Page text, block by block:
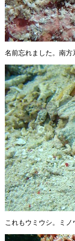
名前忘れました。南方
これもウミウシ。ミノ